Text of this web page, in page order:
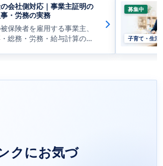
会社側対応｜事業主証明の
・労務の実務
保険者を雇用する事業主、
総務・労務・給与計算の担
募集中
クにお気づ